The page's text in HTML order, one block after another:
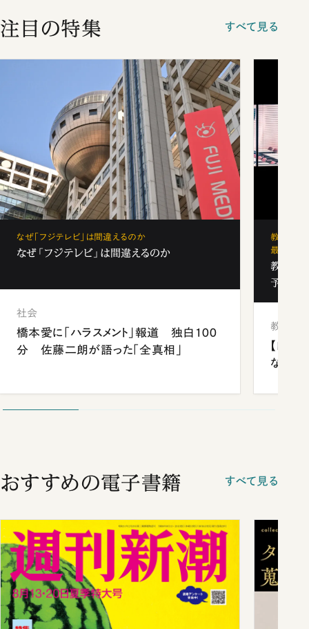
注目の特集 すべて見る
なぜ「フジテレビ」は間違えるのか
なぜ「フジテレビ」は間違えるのか
社会
橋本愛に「ハラスメント」報道 独白100
分 佐藤二朗が語った「全真相」
教育の地
最新勢力
教育の
予備校
教育
【四
ながら
おすすめの電子書籍 すべて見る